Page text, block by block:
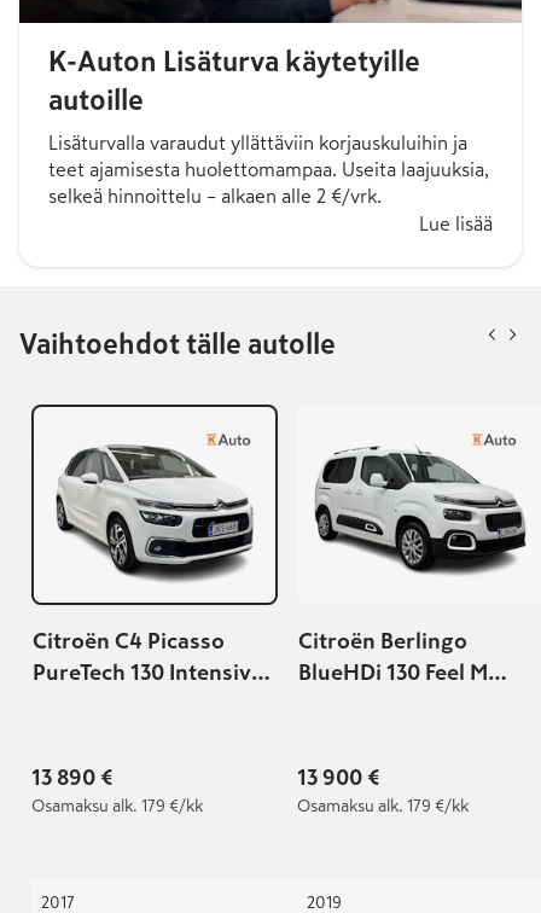
K-Auton Lisäturva käytetyille
autoille
Lisäturvalla varaudut yllättäviin korjauskuluihin ja
teet ajamisesta huolettomampaa. Useita laajuuksia,
selkeä hinnoittelu – alkaen alle 2 €/vrk.
Lue lisää
Vaihtoehdot tälle autolle
Citroën C4 Picasso
PureTech 130 Intensive
13 890 €
Osamaksu alk. 179 €/kk
2017
Citroën Berlingo
BlueHDi 130 Feel M
Lohkolämmitin &
sisäpistoke |
13 900 €
Osamaksu alk. 179 €/kk
2019